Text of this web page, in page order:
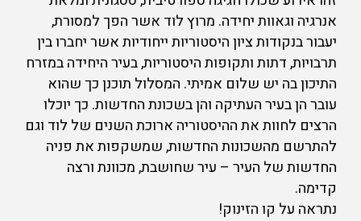
אנרגיה וגאוות יחידה. מרוץ לוד אשר הפך למסורת,
יעבור בנקודות ציון היסטוריות ייחודיות אשר יחברו בין
תרבויות, דתות ותקופות היסטוריות, בעיר היחידה במזרח
התיכון בה יש שלום אמיתי. המסלול תוכנן כך שהוא
עובר הן בעיר העתיקה והן בשכונת החדשות. כך יוכלו
הרצים לחוות את ההיסטוריה ארוכת השנים של לוד וגם
להתרשם מהשכונות החדשות, שמשקפות את פניה
החדשות של העיר – עיר שחושבת, מכוונת ורצה
קדימה.
נתראה על קו הזינוק!